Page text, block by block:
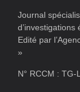
Journal
Edité par
»
N° RCCM :